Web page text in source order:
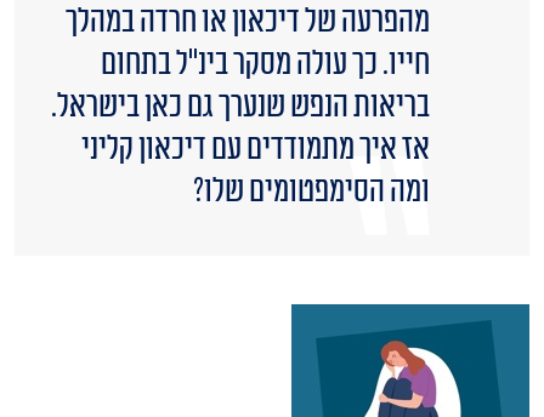
מהפרעה של דיכאון או חרדה במהלך
חייו. כך עולה מסקר בינ''ל בתחום
בריאות הנפש שנערך גם כאן בישראל.
אז איך מתמודדים עם דיכאון קליני
ומה הסימפטומים שלו?